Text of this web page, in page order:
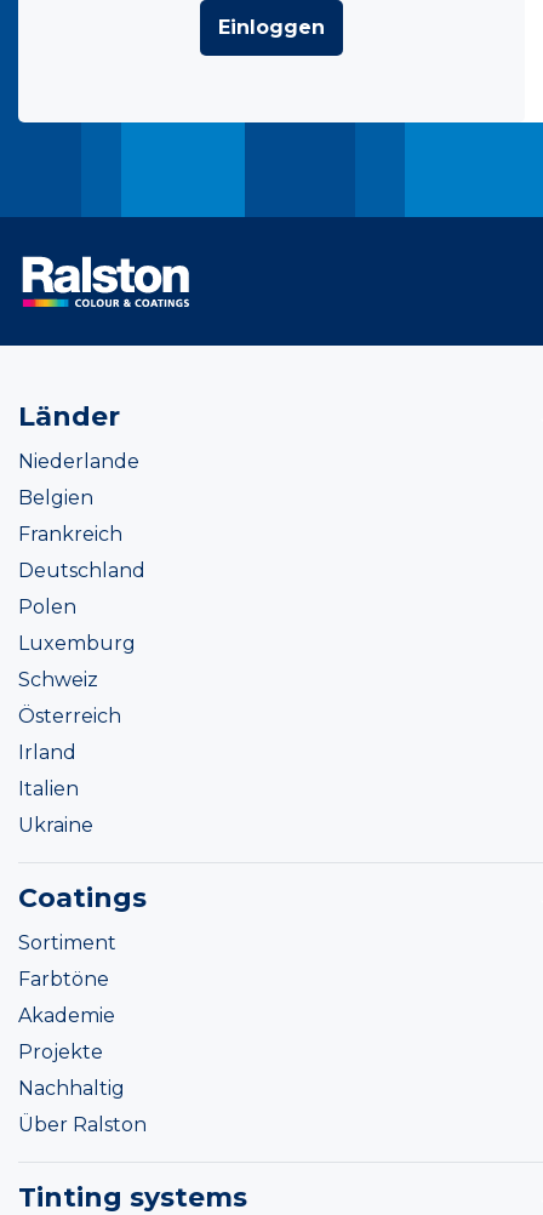
Einloggen
Länder
Niederlande
Belgien
Frankreich
Deutschland
Polen
Luxemburg
Schweiz
Österreich
Irland
Italien
Ukraine
Coatings
Sortiment
Farbtöne
Akademie
Projekte
Nachhaltig
Über Ralston
Tinting systems